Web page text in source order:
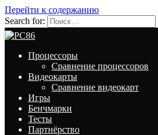
Перейти к содержанию
Search for:
Процессоры
Сравнение процессоров
Видеокарты
Сравнение видеокарт
Игры
Бенчмарки
Тесты
Партнёрство